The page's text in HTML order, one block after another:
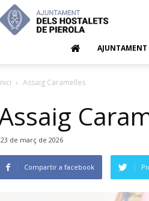
de
AJUNTAMENT
Assaig Caramelles
23 de març de 2026
Compartir a facebook